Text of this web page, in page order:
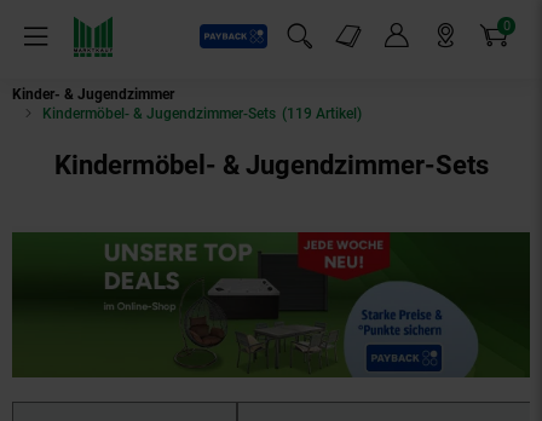
Menü
Payback
Suchfeld einblenden
Markt-Angebote 0
Artikel
Kinder- & Jugendzimmer
Kindermöbel- & Jugendzimmer-Sets (119 Artikel)
Kindermöbel- & Jugendzimmer-Sets